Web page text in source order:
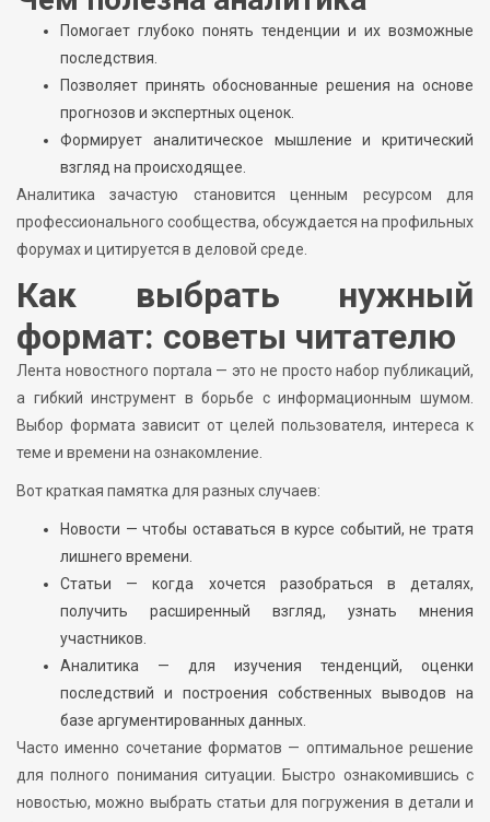
Помогает глубоко понять тенденции и их возможные
последствия.
Позволяет принять обоснованные решения на основе
прогнозов и экспертных оценок.
Формирует аналитическое мышление и критический
взгляд на происходящее.
Аналитика зачастую становится ценным ресурсом для
профессионального сообщества, обсуждается на профильных
форумах и цитируется в деловой среде.
Как выбрать нужный
формат: советы читателю
Лента новостного портала — это не просто набор публикаций,
а гибкий инструмент в борьбе с информационным шумом.
Выбор формата зависит от целей пользователя, интереса к
теме и времени на ознакомление.
Вот краткая памятка для разных случаев:
Новости — чтобы оставаться в курсе событий, не тратя
лишнего времени.
Статьи — когда хочется разобраться в деталях,
получить расширенный взгляд, узнать мнения
участников.
Аналитика — для изучения тенденций, оценки
последствий и построения собственных выводов на
базе аргументированных данных.
Часто именно сочетание форматов — оптимальное решение
для полного понимания ситуации. Быстро ознакомившись с
новостью, можно выбрать статьи для погружения в детали и